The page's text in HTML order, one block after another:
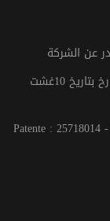
الإيداع القانوني طبقا لقانون الصحافة والنشر المؤرخ بتاريخ 10غشت
Patente :